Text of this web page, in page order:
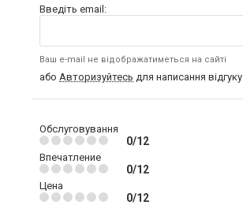
Введіть email:
Ваш e-mail не відображатиметься на сайті
або Авторизуйтесь для написання відгуку
Обслуговування
0/12
Впечатление
0/12
Цена
0/12